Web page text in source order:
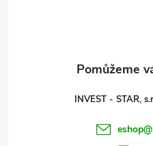
INVEST - STAR,
eshop@